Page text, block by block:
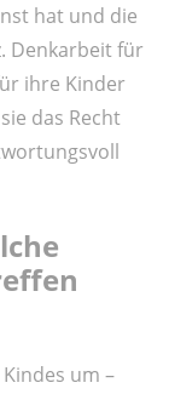
hat und die
Denkarbeit für
ihre Kinder
das Recht
um –